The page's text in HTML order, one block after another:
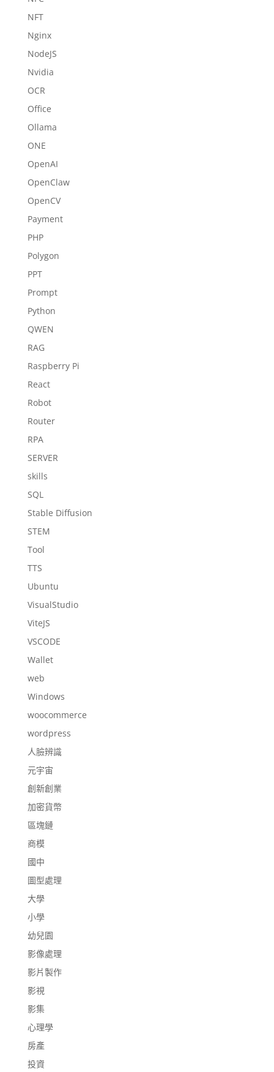
NFT
Nginx
NodeJS
Nvidia
OCR
Office
Ollama
ONE
OpenAI
OpenClaw
OpenCV
Payment
PHP
Polygon
PPT
Prompt
Python
QWEN
RAG
Raspberry Pi
React
Robot
Router
RPA
SERVER
skills
SQL
Stable Diffusion
STEM
Tool
TTS
Ubuntu
VisualStudio
ViteJS
VSCODE
Wallet
web
Windows
woocommerce
wordpress
人臉辨識
元宇宙
創新創業
加密貨幣
區塊鏈
商模
國中
圖型處理
大學
小學
幼兒園
影像處理
影片製作
影視
影集
心理學
房產
投資